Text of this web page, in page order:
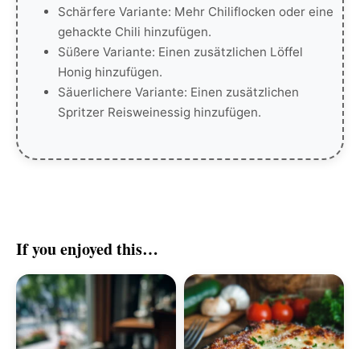
Schärfere Variante: Mehr Chiliflocken oder eine
gehackte Chili hinzufügen.
Süßere Variante: Einen zusätzlichen Löffel
Honig hinzufügen.
Säuerlichere Variante: Einen zusätzlichen
Spritzer Reisweinessig hinzufügen.
If you enjoyed this…